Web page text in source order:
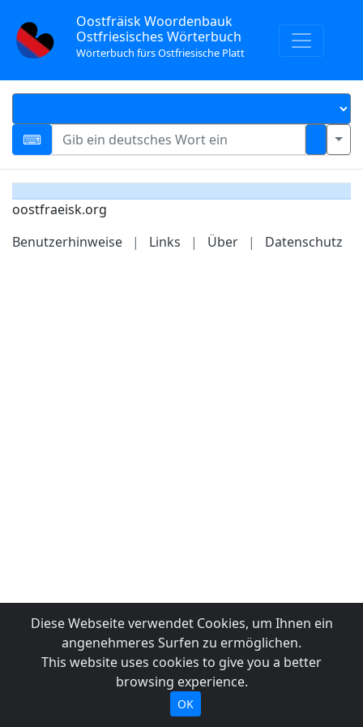
Oostfräisk Woordenbauk
Ostfriesisches Wörterbuch
Wörterbuch fürs Ostfriesische Platt
oostfraeisk.org
Benutzerhinweise
| Links | Über | Datenschutz
Diese Webseite verwendet Cookies, um Ihnen ein
angenehmeres Surfen zu ermöglichen.
This website uses cookies to give you a better
browsing experience.
OK